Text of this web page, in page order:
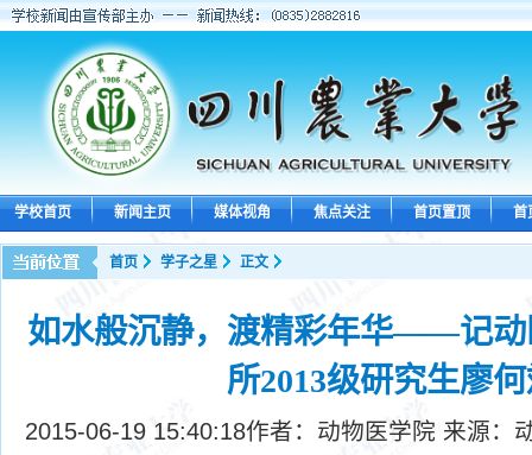
学校首页 新闻主页 媒体视角 焦点关注 首页置顶 首
首页 学子之星 正文
如水般沉静，渡精彩年华——记动
所2013级研究生廖
2015-06-19 15:40:18作者：动物医学院 来源：